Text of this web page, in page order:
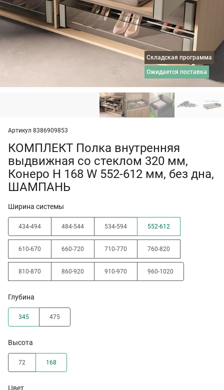
Складская программа
ожидается поставка
Артикул 8386909853
КОМПЛЕКТ Полка внутренняя
выдвижная со стеклом 320 мм,
Конеро H 168 W 552-612 мм, без дна,
ШАМПАНЬ
Ширина системы
434-494 484-544 534-594 552-612
610-670 660-720 710-770 760-820
810-870 860-920 910-970 960-1020
Глубина
345 475
Высота
72 168
Цвет